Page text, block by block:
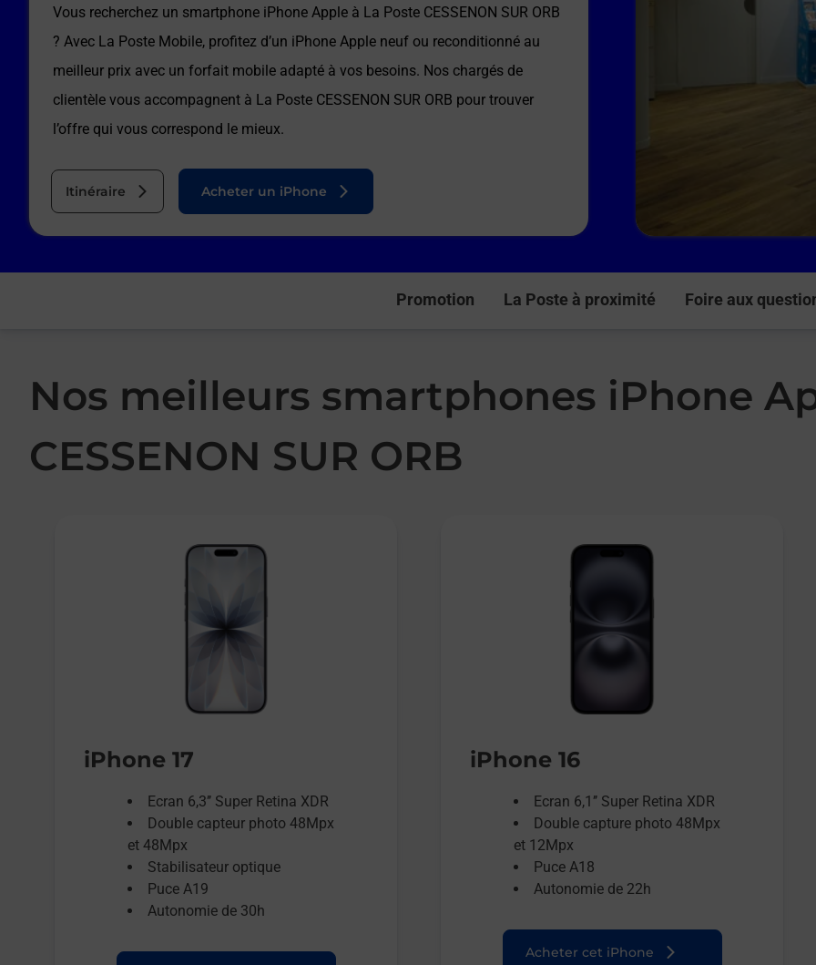
Vous recherchez un smartphone iPhone Apple à La Poste CESSENON SUR ORB
? Avec La Poste Mobile, profitez d’un iPhone Apple neuf ou reconditionné au
meilleur prix avec un forfait mobile adapté à vos besoins. Nos chargés de
clientèle vous accompagnent à La Poste CESSENON SUR ORB pour trouver
l’offre qui vous correspond le mieux.
Itinéraire Acheter un iPhone
Promotion La Poste à proximité Foire aux
Nos meilleurs smartphones iPhone
CESSENON SUR ORB
iPhone 17
Ecran 6,3’’ Super Retina XDR
Double capteur photo 48Mpx
et 48Mpx
Stabilisateur optique
Puce A19
Autonomie de 30h
iPhone 16
Ecran 6,1’’ Super Retina XDR
Double capture photo 48Mpx
et 12Mpx
Puce A18
Autonomie de 22h
Acheter cet iPhone